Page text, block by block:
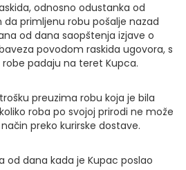
odnosno odustanka od
da primljenu robu pošalje nazad
od dana saopštenja izjave o
povodom raskida ugovora, s
padaju na teret Kupca.
preuzima robu koja je bila
roba po svojoj prirodi ne može
preko kurirske dostave.
od dana kada je Kupac poslao